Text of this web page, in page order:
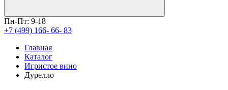
Пн-Пт: 9-18
+7 (499) 166- 66- 83
Главная
Каталог
Игристое вино
Дурелло